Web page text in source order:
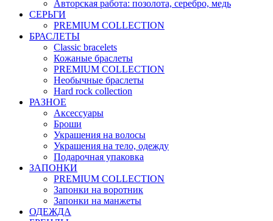
Авторская работа: позолота, серебро, медь
СЕРЬГИ
PREMIUM COLLECTION
БРАСЛЕТЫ
Classic bracelets
Кожаные браслеты
PREMIUM COLLECTION
Необычные браслеты
Hard rock collection
РАЗНОЕ
Аксессуары
Броши
Украшения на волосы
Украшения на тело, одежду
Подарочная упаковка
ЗАПОНКИ
PREMIUM COLLECTION
Запонки на воротник
Запонки на манжеты
ОДЕЖДА